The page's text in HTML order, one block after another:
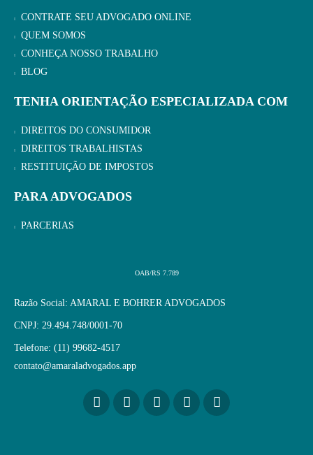
CONTRATE SEU ADVOGADO ONLINE
QUEM SOMOS
CONHEÇA NOSSO TRABALHO
BLOG
TENHA ORIENTAÇÃO ESPECIALIZADA COM
DIREITOS DO CONSUMIDOR
DIREITOS TRABALHISTAS
RESTITUIÇÃO DE IMPOSTOS
PARA ADVOGADOS
PARCERIAS
OAB/RS 7.789
Razão Social: AMARAL E BOHRER ADVOGADOS
CNPJ: 29.494.748/0001-70
Telefone: (11) 99682-4517
contato@amaraladvogados.app